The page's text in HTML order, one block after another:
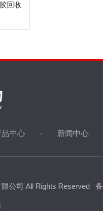
回收
品中心 新闻中心
公司 All Rights Reserved